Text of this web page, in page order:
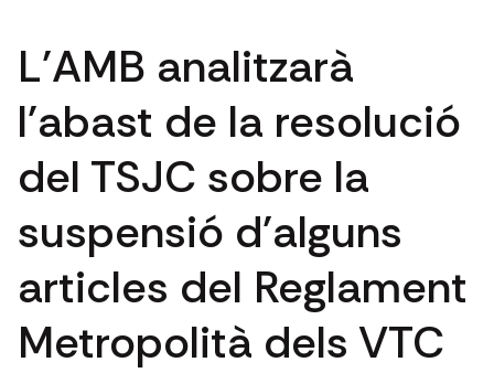
L'AMB analitzarà
l'abast de la resolució
del TSJC sobre la
suspensió d'alguns
articles del Reglament
Metropolità dels VTC